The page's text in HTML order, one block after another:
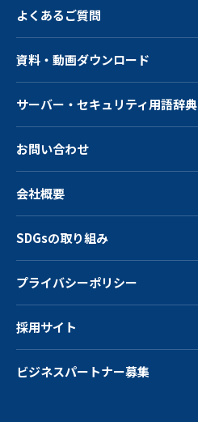
よくあるご質問
資料・動画ダウンロード
サーバー・ セキュリティ用語辞典
お問い合わせ
会社概要
SDGsの取り組み
プライバシーポリシー
採用サイト
ビジネスパートナー募集